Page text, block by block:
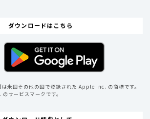
ダウンロードはこちら
米国その他の国で登録された Apple Inc. の商標です。
サービスマークです。